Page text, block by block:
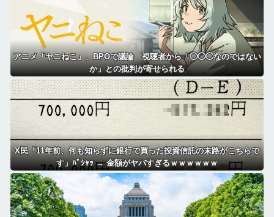
アニメ「ヤニねこ」、BPOで議論 視聴者から「◯◯◯なのではない
か」との批判が寄せられる
X民「11年前、何も知らずに銀行で買った投資信託の末路がこちらで
す」ﾊﾟｼｬｯ → 金額がヤバすぎるｗｗｗｗｗｗ